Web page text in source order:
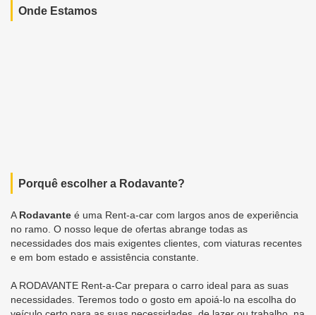
Onde Estamos
Porquê escolher a Rodavante?
ARodavante é uma Rent-a-car com largos anos de experiência
no ramo. O nosso leque de ofertas abrange todas as
necessidades dos mais exigentes clientes, com viaturas recentes
e em bom estado e assistência constante.
A RODAVANTE Rent-a-Car prepara o carro ideal para as suas
necessidades. Teremos todo o gosto em apoiá-lo na escolha do